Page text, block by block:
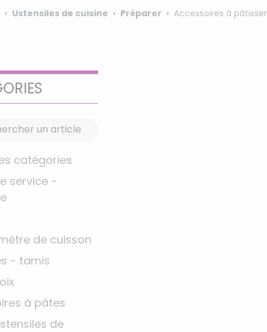
Ustensiles de cuisine Préparer Accessoires à
catégories
service -
de cuisson
- tamis
à pâtes
de